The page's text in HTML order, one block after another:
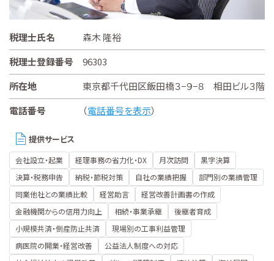
税理士氏名
森木 隆裕
税理士登録番号
96303
所在地
東京都千代田区飯田橋３−９−８ 相田ビル３階
電話番号
（電話番号を表示）
提供サービス
会社設立・起業 経理事務の省力化・DX 月次訪問
黒字決算
決算・税務申告
納税・節税対策 自社の業績把握
部門別の業績管理
同業他社との業績比較
経営助言
経営改善計画書の作成
金融機関からの信用力向上
相続・事業承継
後継者育成
小規模共済・倒産防止共済
現場別の工事利益管理
病医院の開業・経営改善
公益法人制度への対応